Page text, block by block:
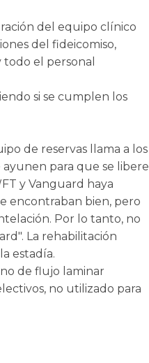
del equipo clínico
del fideicomiso,
el personal
si se cumplen los
de reservas llama a los
para que se libere
y Vanguard haya
encontraban bien, pero
Por lo tanto, no
La rehabilitación
estadía.
de flujo laminar
no utilizado para